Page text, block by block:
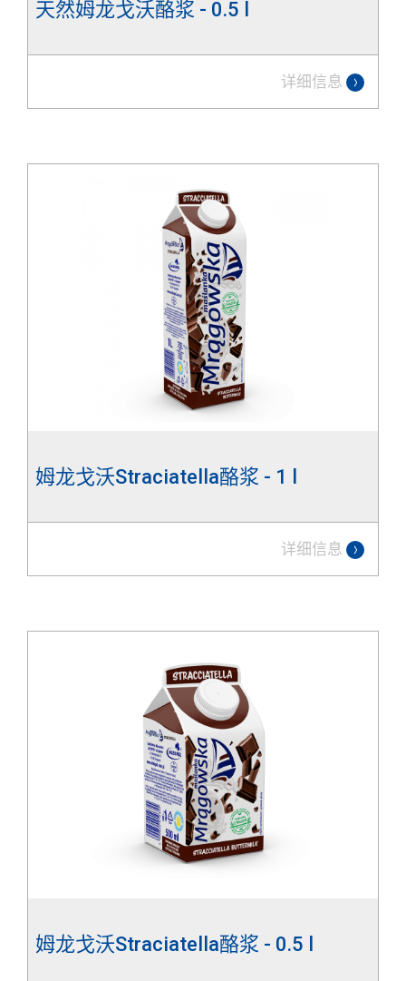
天然姆龙戈沃酪浆 - 0.5 l
详细信息
姆龙戈沃Straciatella酪浆 - 1 l
详细信息
姆龙戈沃Straciatella酪浆 - 0.5 l